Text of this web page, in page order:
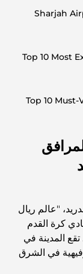
Sharjah
Top 10 Most
Top 10
Top 7
Best
"عالم ريال
كرة القدم
عن افتتاح المدينة في 9 أبريل 2024. تقع المدينة في
في الشرق